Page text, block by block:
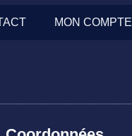
MON COMPTE